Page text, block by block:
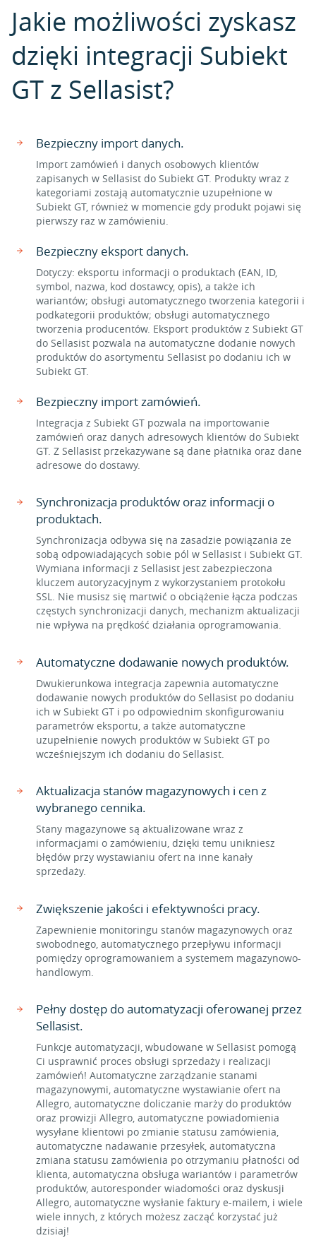
Jakie możliwości zyskasz
dzięki integracji Subiekt
GT z Sellasist?
Bezpieczny import danych.
Import zamówień i danych osobowych klientów
zapisanych w Sellasist do Subiekt GT. Produkty wraz z
kategoriami zostają automatycznie uzupełnione w
Subiekt GT, również w momencie gdy produkt pojawi się
pierwszy raz w zamówieniu.
Bezpieczny eksport danych.
Dotyczy: eksportu informacji o produktach (EAN, ID,
symbol, nazwa, kod dostawcy, opis), a także ich
wariantów; obsługi automatycznego tworzenia kategorii i
podkategorii produktów; obsługi automatycznego
tworzenia producentów. Eksport produktów z Subiekt GT
do Sellasist pozwala na automatyczne dodanie nowych
produktów do asortymentu Sellasist po dodaniu ich w
Subiekt GT.
Bezpieczny import zamówień.
Integracja z Subiekt GT pozwala na importowanie
zamówień oraz danych adresowych klientów do Subiekt
GT. Z Sellasist przekazywane są dane płatnika oraz dane
adresowe do dostawy.
Synchronizacja produktów oraz informacji o
produktach.
Synchronizacja odbywa się na zasadzie powiązania ze
sobą odpowiadających sobie pól w Sellasist i Subiekt GT.
Wymiana informacji z Sellasist jest zabezpieczona
kluczem autoryzacyjnym z wykorzystaniem protokołu
SSL. Nie musisz się martwić o obciążenie łącza podczas
częstych synchronizacji danych, mechanizm aktualizacji
nie wpływa na prędkość działania oprogramowania.
Automatyczne dodawanie nowych produktów.
Dwukierunkowa integracja zapewnia automatyczne
dodawanie nowych produktów do Sellasist po dodaniu
ich w Subiekt GT i po odpowiednim skonfigurowaniu
parametrów eksportu, a także automatyczne
uzupełnienie nowych produktów w Subiekt GT po
wcześniejszym ich dodaniu do Sellasist.
Aktualizacja stanów magazynowych i cen z
wybranego cennika.
Stany magazynowe są aktualizowane wraz z
informacjami o zamówieniu, dzięki temu unikniesz
błędów przy wystawianiu ofert na inne kanały
sprzedaży.
Zwiększenie jakości i efektywności pracy.
Zapewnienie monitoringu stanów magazynowych oraz
swobodnego, automatycznego przepływu informacji
pomiędzy oprogramowaniem a systemem magazynowo-
handlowym.
Pełny dostęp do automatyzacji oferowanej przez
Sellasist.
Funkcje automatyzacji, wbudowane w Sellasist pomogą
Ci usprawnić proces obsługi sprzedaży i realizacji
zamówień! Automatyczne zarządzanie stanami
magazynowymi, automatyczne wystawianie ofert na
Allegro, automatyczne doliczanie marży do produktów
oraz prowizji Allegro, automatyczne powiadomienia
wysyłane klientowi po zmianie statusu zamówienia,
automatyczne nadawanie przesyłek, automatyczna
zmiana statusu zamówienia po otrzymaniu płatności od
klienta, automatyczna obsługa wariantów i parametrów
produktów, autoresponder wiadomości oraz dyskusji
Allegro, automatyczne wysłanie faktury e-mailem, i wiele
wiele innych, z których możesz zacząć korzystać już
dzisiaj!